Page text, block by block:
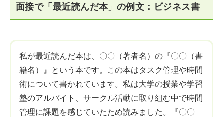
面接で「最近読んだ本」の例文：ビジネス書
私が最近読んだ本は、〇〇（著者名）の『〇〇（書
籍名）』という本です。この本はタスク管理や時間
術について書かれています。私は大学の授業や学習
塾のアルバイト、サークル活動に取り組む中で時間
管理に課題を感じていたため読みました。『〇〇